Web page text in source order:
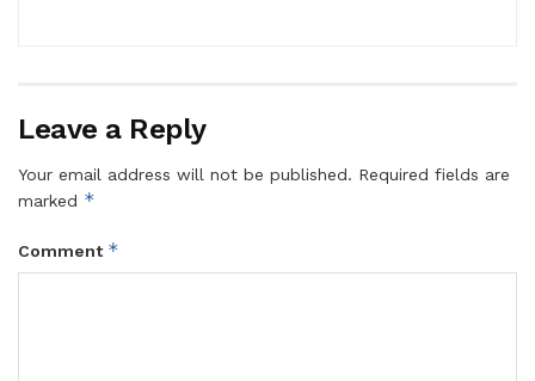
Leave a Reply
Your email address will not be published. Required fields are
marked *
Comment *